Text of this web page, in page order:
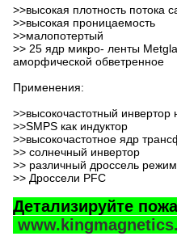
>>высокая плотность потока
>>высокая проницаемость
>>малопотертый
>> 25 ядр микро- ленты
аморфической обветренное
Применения:
>>высокочастотный
>>SMPS как индуктор
>>высокочастотное ядр
>> солнечный инвертор
>> различный дроссель
>> Дроссели PFC
Детализируйте